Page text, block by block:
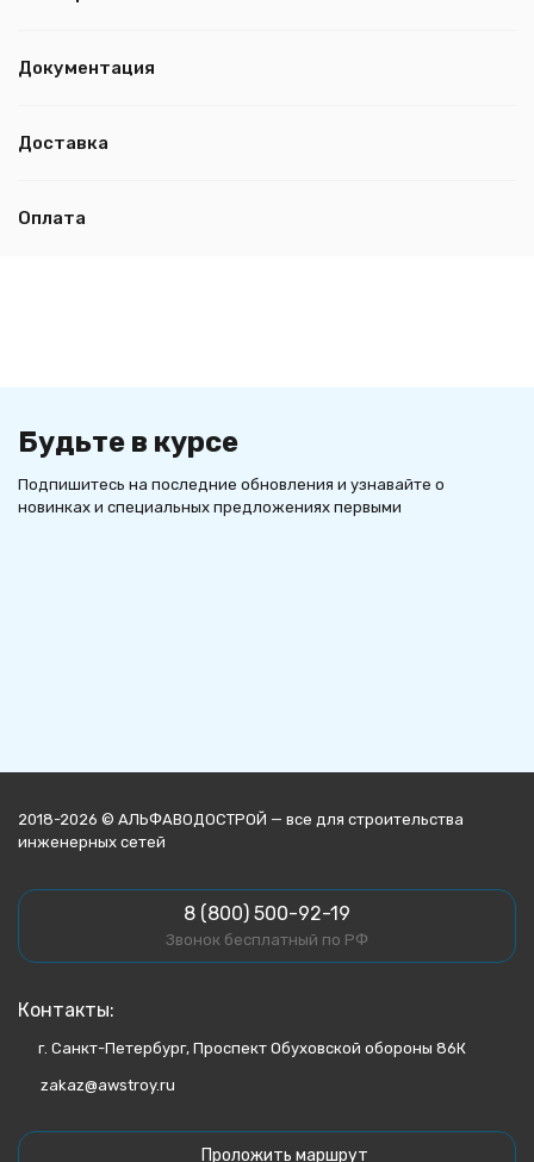
Документация
Доставка
Оплата
Будьте в курсе
Подпишитесь на последние обновления и узнавайте о
новинках и специальных предложениях первыми
2018-2026 © АЛЬФАВОДОСТРОЙ — все для строительства
инженерных сетей
8 (800) 500-92-19
Звонок бесплатный по РФ
Контакты:
г. Санкт-Петербург, Проспект Обуховской обороны 86К
zakaz@awstroy.ru
Проложить маршрут